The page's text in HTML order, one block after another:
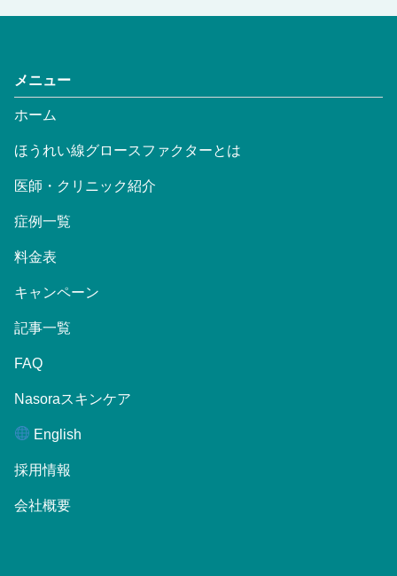
メニュー
ホーム
ほうれい線グロースファクターとは
医師・クリニック紹介
症例一覧
料金表
キャンペーン
記事一覧
FAQ
Nasoraスキンケア
English
採用情報
会社概要